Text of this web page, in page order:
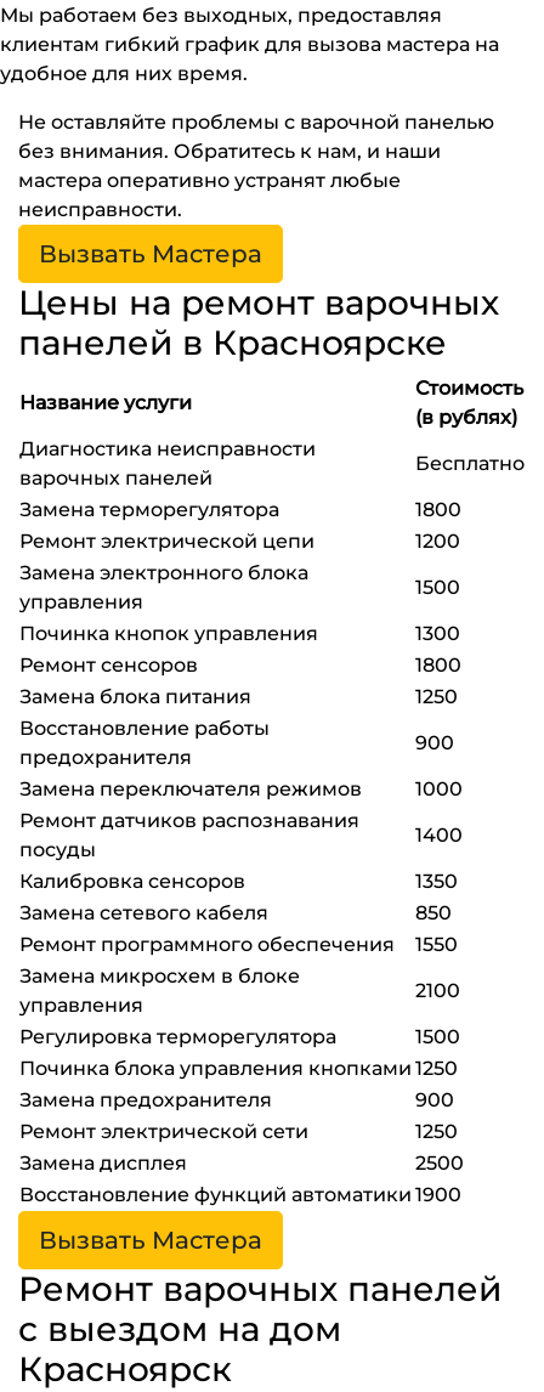
Мы работаем без выходных, предоставляя
клиентам гибкий график для вызова мастера на
удобное для них время.
Не оставляйте проблемы с варочной панелью
без внимания. Обратитесь к нам, и наши
мастера оперативно устранят любые
неисправности.
Вызвать Мастера
Цены на ремонт варочных
панелей в Красноярске
Название услуги
Стоимость
(в рублях)
Диагностика неисправности
варочных панелей
Бесплатно
Замена терморегулятора
1800
Ремонт электрической цепи
1200
Замена электронного блока
управления
1500
Починка кнопок управления
1300
Ремонт сенсоров
1800
Замена блока питания
1250
Восстановление работы
предохранителя
900
Замена переключателя режимов
1000
Ремонт датчиков распознавания
посуды
1400
Калибровка сенсоров
1350
Замена сетевого кабеля
850
Ремонт программного обеспечения
1550
Замена микросхем в блоке
управления
2100
Регулировка терморегулятора
1500
Починка блока управления кнопками 1250
Замена предохранителя
900
Ремонт электрической сети
1250
Замена дисплея
2500
Восстановление функций автоматики 1900
Вызвать Мастера
Ремонт варочных панелей
с выездом на дом
Красноярск